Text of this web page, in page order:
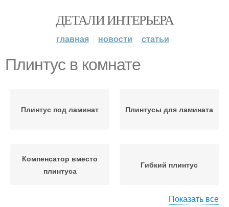
ДЕТАЛИ ИНТЕРЬЕРА
главная новости статьи
Плинтус в комнате
Плинтус под ламинат Плинтусы для ламината
Компенсатор вместо
плинтуса
Гибкий плинтус
Показать все